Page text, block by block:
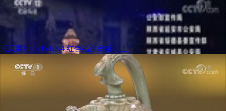
《天网》 20171004 红色福尔摩斯（上）